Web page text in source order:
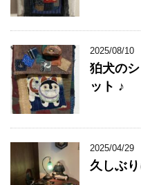
2025/08/10
狛犬の
ット ♪
2025/04/29
久しぶ